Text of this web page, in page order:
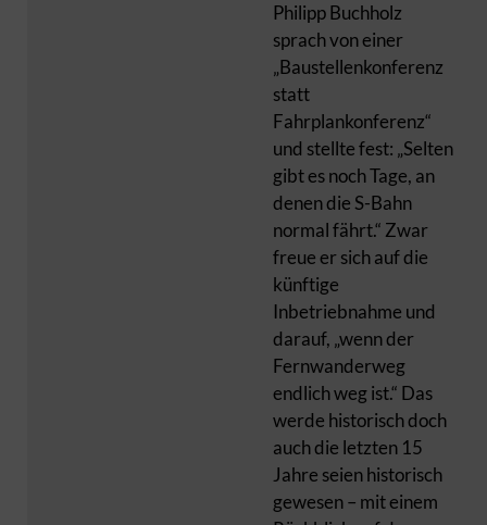
Philipp Buchholz
sprach von einer
„Baustellenkonferenz
statt
Fahrplankonferenz“
und stellte fest: „Selten
gibt es noch Tage, an
denen die S-Bahn
normal fährt.“ Zwar
freue er sich auf die
künftige
Inbetriebnahme und
darauf, „wenn der
Fernwanderweg
endlich weg ist.“ Das
werde historisch doch
auch die letzten 15
Jahre seien historisch
gewesen – mit einem